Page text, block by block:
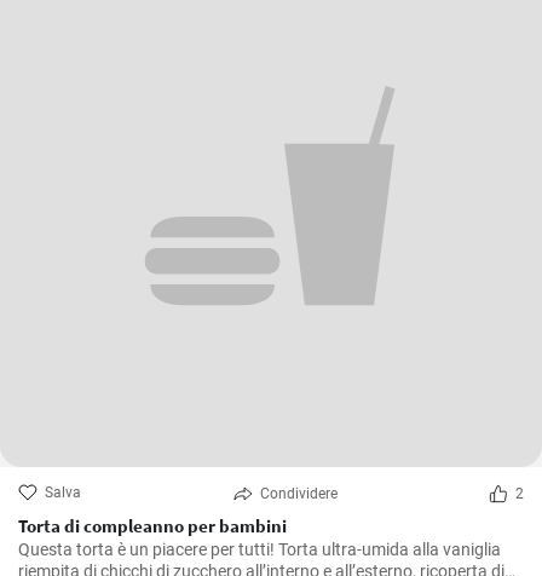
Salva Condividere 2
Torta di compleanno per bambini
Questa torta è un piacere per tutti! Torta ultra-umida alla vaniglia
riempita di chicchi di zucchero all’interno e all’esterno, ricoperta di